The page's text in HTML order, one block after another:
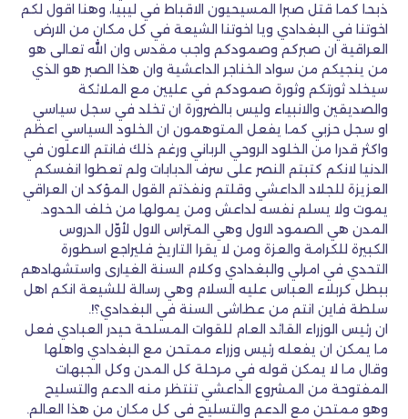
ذبحا كما قتل صبرا المسيحيون الاقباط في ليبيا، وهنا اقول لكم
اخوتنا في البغدادي ويا اخوتنا الشيعة في كل مكان من الارض
العراقية ان صبركم وصمودكم واجب مقدس وان الله تعالى هو
من ينجيكم من سواد الخناجر الداعشية وان هذا الصبر هو الذي
سيخلد ثورتكم وثورة صمودكم في عليين مع الملائكة
والصديقين والانبياء وليس بالضرورة ان تخلد في سجل سياسي
او سجل حزبي كما يفعل المتوهمون ان الخلود السياسي اعظم
واكثر قدرا من الخلود الروحي الرباني ورغم ذلك فانتم الاعلون في
الدنيا لانكم كتبتم النصر على سرف الدبابات ولم تعطوا انفسكم
العزيزة للجلاد الداعشي وقلتم ونفذتم القول المؤكد ان العراقي
يموت ولا يسلم نفسه لداعش ومن يمولها من خلف الحدود.
المدن هي الصمود الاول وهي المتراس الاول لأوّل الدروس
الكبيرة للكرامة والعزة ومن لا يقرا التاريخ فليراجع اسطورة
التحدي في امرلي والبغدادي وكلام السنة الغيارى واستشهادهم
ببطل كربلاء العباس عليه السلام وهي رسالة للشيعة انكم اهل
سلطة فاين انتم من عطاشى السنة في البغدادي؟!.
ان رئيس الوزراء القائد العام للقوات المسلحة حيدر العبادي فعل
ما يمكن ان يفعله رئيس وزراء ممتحن مع البغدادي واهلها
وقال ما لا يمكن قوله في مرحلة كل المدن وكل الجبهات
المفتوحة من المشروع الداعشي تنتظر منه الدعم والتسليح
وهو ممتحن مع الدعم والتسليح في كل مكان من هذا العالم.